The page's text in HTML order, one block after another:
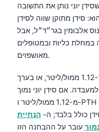
יוני נותן את התשובה
סידן מתוקן שווה לסידן
פלוס 0.8 כפול 4.0 מינוס אלבומין בגר״ד״ל, אבל
במחלת כליות ובמטופלים
מאושפזים.
סידן יוני הוא בדרך כלל בערך 1.12-1.32 ממול/ליטר, או בערך
למעבדה. אם סידן יוני נמוך
מ-1.12 ממול/ליטר ו-PTH נמוך, זהו אות חזק בהרבה
כולל בלבד; ה- הנחיית